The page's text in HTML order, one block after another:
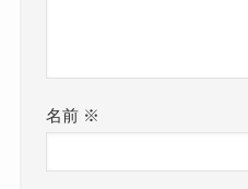
名前 ※